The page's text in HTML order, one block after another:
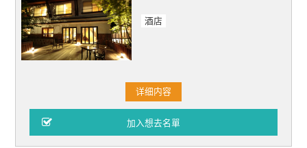
酒店
详细内容